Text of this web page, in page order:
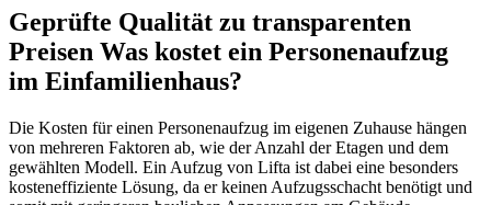
Geprüfte Qualität zu transparenten
Preisen Was kostet ein Personenaufzug
im Einfamilienhaus?
Die Kosten für einen Personenaufzug im eigenen Zuhause hängen
von mehreren Faktoren ab, wie der Anzahl der Etagen und dem
gewählten Modell. Ein Aufzug von Lifta ist dabei eine besonders
kosteneffiziente Lösung, da er keinen Aufzugsschacht benötigt und